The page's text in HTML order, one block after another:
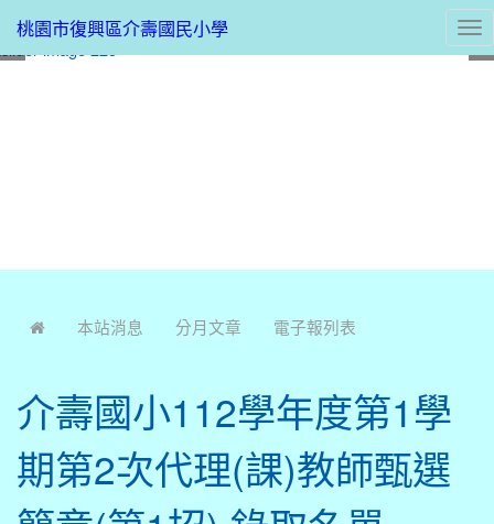
桃園市復興區介壽國民小學
本站消息 分月文章 電子報列表
介壽國小112學年度第1學
期第2次代理(課)教師甄選